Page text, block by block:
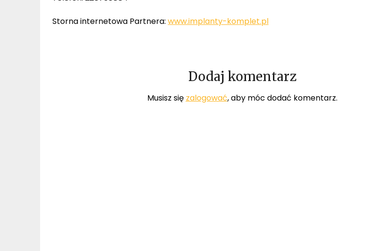
Storna internetowa Partnera: www.implanty-komplet.pl
Dodaj komentarz
Musisz się zalogować, aby móc dodać komentarz.